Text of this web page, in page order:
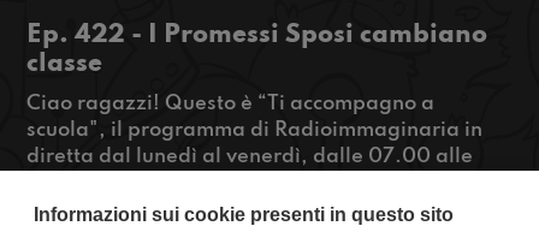
Ep. 422 - I Promessi Sposi cambiano
classe
Ciao ragazzi! Questo è “Ti accompagno a
scuola", il programma di Radioimmaginaria in
diretta dal lunedì al venerdì, dalle 07.00 alle
adolescenti durante il tragitto casa-scuola.
Informazioni sui cookie presenti in questo sito